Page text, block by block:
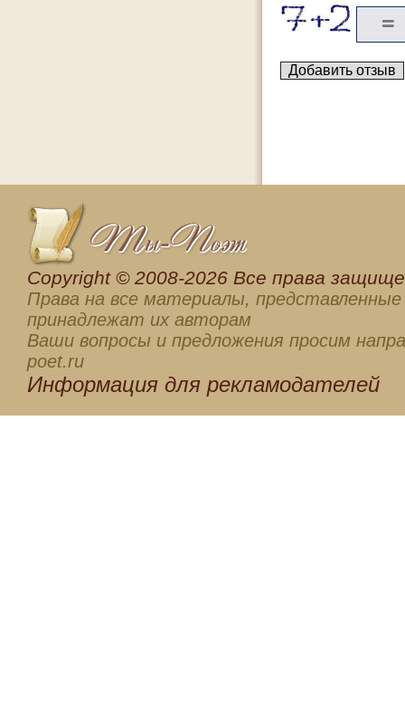
Сopyright © 2008-2026 Все права
Права на все материалы, представленные
принадлежат их авторам
Ваши вопросы и предложения просим
poet.ru
Информация для рекламодателей